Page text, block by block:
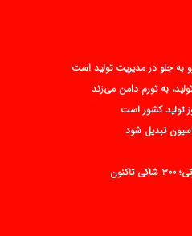
جلو در مدیریت تولید است
به تورم دامن می‌زند
تبدیل شود